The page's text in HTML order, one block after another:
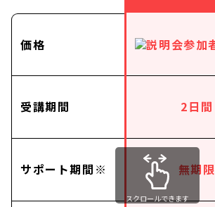
価格
受講期間
サポート期間※
2日間
無期限
スクロールできます